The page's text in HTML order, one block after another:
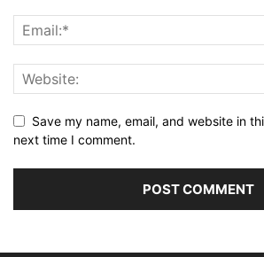
Save my name, email, and website in
next time I comment.